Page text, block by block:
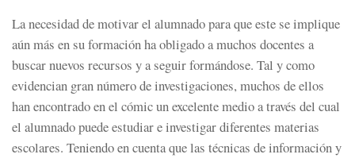
La necesidad de motivar el alumnado para que este se implique
aún más en su formación ha obligado a muchos docentes a
buscar nuevos recursos y a seguir formándose. Tal y como
evidencian gran número de investigaciones, muchos de ellos
han encontrado en el cómic un excelente medio a través del cual
el alumnado puede estudiar e investigar diferentes materias
escolares. Teniendo en cuenta que las técnicas de información y